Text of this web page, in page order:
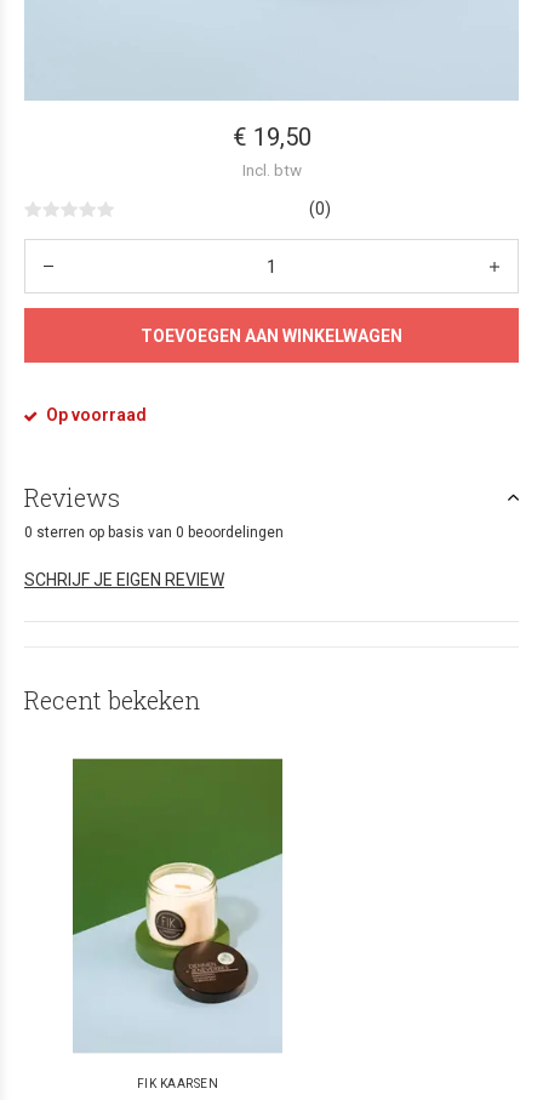
€ 19,50
Incl. btw
(0)
TOEVOEGEN AAN WINKELWAGEN
Op voorraad
Reviews
0 sterren op basis van 0 beoordelingen
SCHRIJF JE EIGEN REVIEW
Recent bekeken
FIK KAARSEN